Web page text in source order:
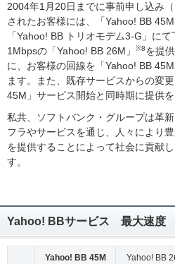
2004年1月20日までに事前申し込み
されたお客様には、「Yahoo! BB 45M
「Yahoo! BB トリオモデム3-G」に
1Mbpsの「Yahoo! BB 26M」
※8を提
に、お客様の回線を「Yahoo! BB
ます。また、既存サービスからの変
45M」サービス開始と同時期に提供を
私共、ソフトバンク・グループは革
フラやサービスを通じ、人々により
を提供することによって社会に貢献
す。
Yahoo! BBサービス 最大速度
Yahoo! BB 45M Yahoo! BB